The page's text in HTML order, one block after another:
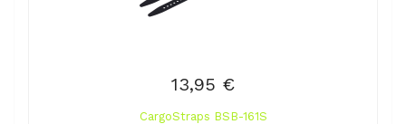
13,95 €
CargoStraps BSB-161S